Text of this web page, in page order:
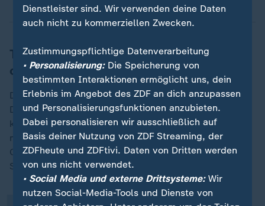
Tante Enso ist genossenschaftlich
organisiert
Die Geschäfte sind genossenschaftlich organisiert, die
Dorfbewohnerinnen und -bewohner müssen Anteile
kaufen. Dafür dürfen sie über das Sortiment
mitbestimmen und sie bekommen beim Einkauf
Cashback. So will das Startup sicherstellen, dass der
Supermarkt auf Dauer erfolgreich ist.
„
Dienstleister sind. Wir verwenden deine Daten
auch nicht zu kommerziellen Zwecken.
Zustimmungspflichtige Datenverarbeitung
• Personalisierung:Die Speicherung von
bestimmten Interaktionen ermöglicht uns, dein
Erlebnis im Angebot des ZDF an dich anzupassen
und Personalisierungsfunktionen anzubieten.
Dabei personalisieren wir ausschließlich auf
Basis deiner Nutzung von ZDF Streaming, der
ZDFheute und ZDFtivi. Daten von Dritten werden
von uns nicht verwendet.
• Social Media und externe Drittsysteme:Wir
nutzen Social-Media-Tools und Dienste von